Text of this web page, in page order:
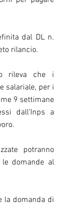
dal DL n.
rilancio.
rileva che i
salariale, per i
9 settimane
dall’Inps a
potranno
domande al
la domanda di